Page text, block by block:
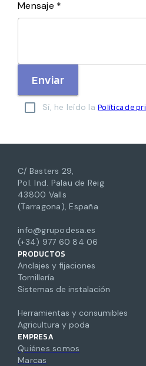
Mensaje *
Enviar
Sí, he leído la Política de
C/ Basters 29,
Pol. Ind. Palau de Reig
43800 Valls
(Tarragona), España
info@grupodesa.es
(+34) 977 60 84 06
PRODUCTOS
Anclajes y fijaciones
Tornillería
Sistemas de instalación
Herramientas y consumibles
Agricultura y poda
EMPRESA
Quiénes somos
Marcas